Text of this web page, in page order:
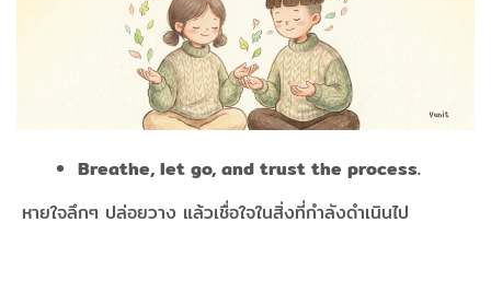
Breathe, let go, and trust the process.
หายใจลึกๆ ปล่อยวาง แล้วเชื่อใจในสิ่งที่กำลังดำเนินไป